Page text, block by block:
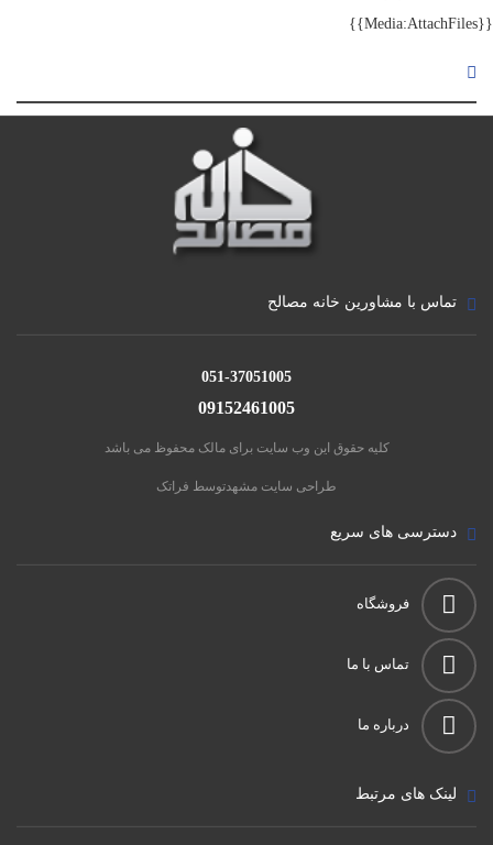
{{Media:AttachFiles}}
تماس با مشاورین خانه مصالح
051-37051005
09152461005
کلیه حقوق این وب سایت برای مالک محفوظ می باشد
طراحی سایت مشهدتوسط فراتک
دسترسی های سریع
فروشگاه
تماس با ما
درباره ما
لینک های مرتبط